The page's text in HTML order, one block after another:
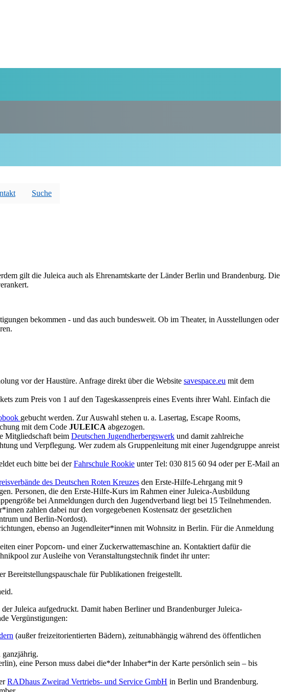
Suche
gilt die Juleica auch als Ehrenamtskarte der Länder Berlin und Brandenburg. Die
bekommen - und das auch bundesweit. Ob im Theater, in Ausstellungen oder
vor der Haustüre. Anfrage direkt über die Website savespace.eu mit dem
zum Preis von 1 auf den Tageskassenpreis eines Events ihrer Wahl. Einfach die
gebucht werden. Zur Auswahl stehen u. a. Lasertag, Escape Rooms,
mit dem Code JULEICA abgezogen.
Mitgliedschaft beim Deutschen Jugendherbergswerk und damit zahlreiche
und Verpflegung. Wer zudem als Gruppenleitung mit einer Jugendgruppe anreist
euch bitte bei derFahrschule Rookie unter Tel: 030 815 60 94 oder per E-Mail an
des Deutschen Roten Kreuzes den Erste-Hilfe-Lehrgang mit 9
Personen, die den Erste-Hilfe-Kurs im Rahmen einer Juleica-Ausbildung
bei Anmeldungen durch den Jugendverband liegt bei 15 Teilnehmenden.
zahlen dabei nur den vorgegebenen Kostensatz der gesetzlichen
und Berlin-Nordost).
ebenso an Jugendleiter*innen mit Wohnsitz in Berlin. Für die Anmeldung
einer Popcorn- und einer Zuckerwattemaschine an. Kontaktiert dafür die
zur Ausleihe von Veranstaltungstechnik findet ihr unter:
Bereitstellungspauschale für Publikationen freigestellt.
Juleica aufgedruckt. Damit haben Berliner und Brandenburger Juleica-
Vergünstigungen:
(außer freizeitorientierten Bädern), zeitunabhängig während des öffentlichen
ganzjährig.
eine Person muss dabei die*der Inhaber*in der Karte persönlich sein – bis
RADhaus Zweirad Vertriebs- und Service GmbH in Berlin und Brandenburg.